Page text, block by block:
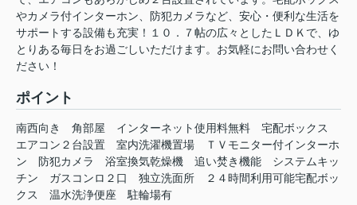
やカメラ付インターホン、防犯カメラなど、安心・便利な生活を
サポートする設備も充実！１０．７帖の広々としたＬＤＫで、ゆ
とりある毎日をお過ごしいただけます。お気軽にお問い合わせく
ださい！
ポイント
南西向き 角部屋 インターネット使用料無料
宅配ボックス
エアコン２台設置
室内洗濯機置場
ＴＶモニター付インターホ
ン
防犯カメラ 浴室換気乾燥機 追い焚き機能
システムキッ
チン
ガスコンロ２口 独立洗面所
２４時間利用可能宅配ボッ
クス
温水洗浄便座 駐輪場有